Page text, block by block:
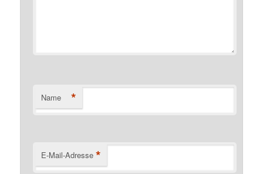
Name *
E-Mail-Adresse *